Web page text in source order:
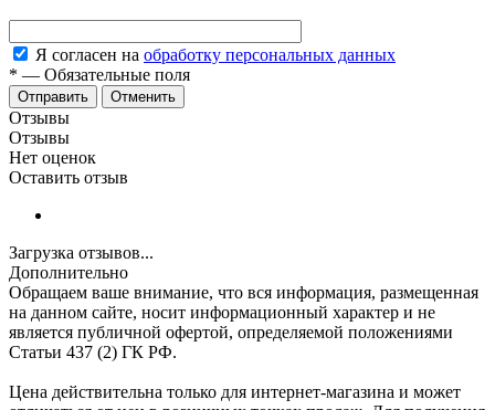
Я согласен на обработку персональных данных
* — Обязательные поля
Отменить
Отзывы
Отзывы
Нет оценок
Оставить отзыв
Загрузка отзывов...
Дополнительно
Обращаем ваше внимание, что вся информация, размещенная
на данном сайте, носит информационный характер и не
является публичной офертой, определяемой положениями
Статьи 437 (2) ГК РФ.
Цена действительна только для интернет-магазина и может